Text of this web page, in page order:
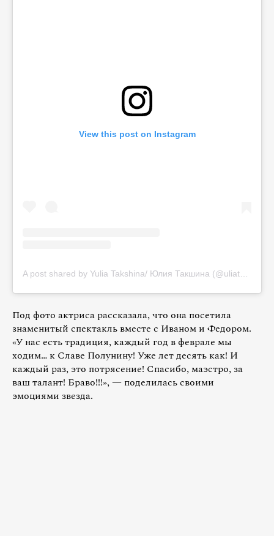
View this post on Instagram
Под фото актриса рассказала, что она посетила
знаменитый спектакль вместе с Иваном и Федором.
«У нас есть традиция, каждый год в феврале мы
ходим… к Славе Полунину! Уже лет десять как! И
каждый раз, это потрясение! Спасибо, маэстро, за
ваш талант! Браво!!!», — поделилась своими
эмоциями звезда.